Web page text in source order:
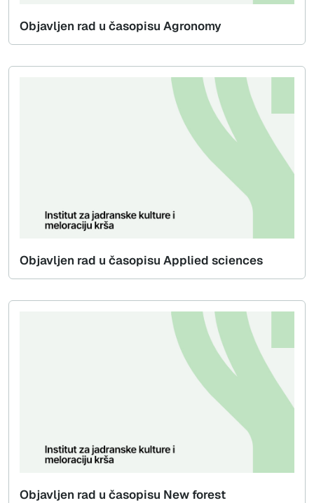
Objavljen rad u časopisu Agronomy
Objavljen rad u časopisu Applied sciences
Objavljen rad u časopisu New forest